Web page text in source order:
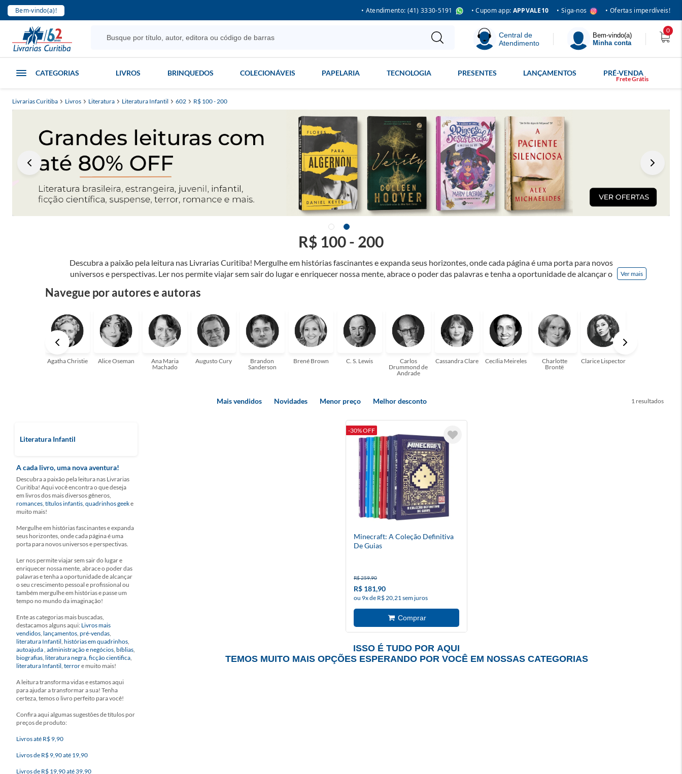
Bem-vindo(a)! • Atendimento: (41) 3330-5191 • Cupom app: APPVALE10 • Siga-nos • Ofertas imperdíveis!
Central de
Atendimento
Bem-vindo(a)
Minha conta
0
CATEGORIAS LIVROS BRINQUEDOS COLECIONÁVEIS PAPELARIA TECNOLOGIA PRESENTES LANÇAMENTOS PRÉ-VENDA
Livrarias Curitiba Livros Literatura Literatura Infantil 602 R$ 100 - 200
Descubra a paixão pela leitura nas Livrarias Curitiba! Mergulhe em histórias fascinantes e expanda seus horizontes, onde cada página é uma porta para novos
universos e perspectivas. Ler nos permite viajar sem sair do lugar e enriquecer nossa mente, abrace o poder das palavras e tenha a oportunidade de alcançar o
aqui para ajudar a transformar a sua! Tenha certeza, temos o livro perfeito para você!
Ver mais
R$ 100 - 200
Navegue por autores e autoras
Agatha Christie Alice Oseman
Ana Maria
Machado
Augusto Cury
Brandon
Sanderson
Brené Brown C. S. Lewis
Carlos
Drummond de
Andrade
Cassandra Clare Cecília Meireles
Charlotte
Brontë
Clarice Lispector
Mais vendidos Novidades Menor preço Melhor desconto 1
Literatura Infantil
A cada livro, uma nova aventura!
Descubra a paixão pela leitura nas Livrarias
Curitiba! Aqui você encontra o que deseja
em livros dos mais diversos gêneros,
romances, títulos infantis, quadrinhos geeke
muito mais!
Mergulhe em histórias fascinantes e expanda
seus horizontes, onde cada página é uma
porta para novos universos e perspectivas.
Ler nos permite viajar sem sair do lugar e
enriquecer nossa mente, abrace o poder das
palavras e tenha a oportunidade de alcançar
o seu crescimento pessoal e profissional ou
também mergulhe em histórias e passe um
tempo no mundo da imaginação!
Ente as categorias mais buscadas,
destacamos alguns aqui: Livros mais
vendidos, lançamentos, pré-vendas,
literatura Infantil, histórias em quadrinhos,
autoajuda, administração e negócios, bíblias,
biografias, literatura negra, ficção cientifica,
literatura Infantil, terrore muito mais!
A leitura transforma vidas e estamos aqui
para ajudar a transformar a sua! Tenha
certeza, temos o livro perfeito para você!
Confira aqui algumas sugestões de títulos por
preços de produto:
Livros até R$ 9,90
Livros de R$ 9,90 até 19,90
Livros de R$ 19,90 até 39,90
-30% OFF
Minecraft: A Coleção Definitiva
De Guias
R$ 259,90
R$ 181,90
ou 9x de R$ 20,21 sem juros
ISSO É TUDO POR AQUI
TEMOS MUITO MAIS OPÇÕES ESPERANDO POR VOCÊ EM NOSSAS CATEGORIAS